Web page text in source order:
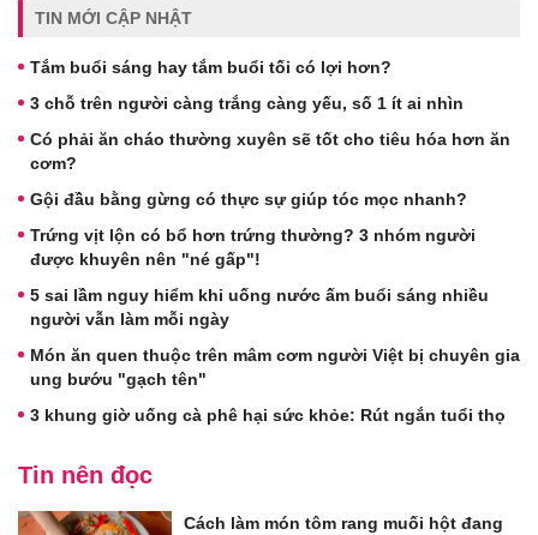
TIN MỚI CẬP NHẬT
Tắm buổi sáng hay tắm buổi tối có lợi hơn?
3 chỗ trên người càng trắng càng yếu, số 1 ít ai nhìn
Có phải ăn cháo thường xuyên sẽ tốt cho tiêu hóa hơn ăn
cơm?
Gội đầu bằng gừng có thực sự giúp tóc mọc nhanh?
Trứng vịt lộn có bổ hơn trứng thường? 3 nhóm người
được khuyên nên "né gấp"!
5 sai lầm nguy hiểm khi uống nước ấm buổi sáng nhiều
người vẫn làm mỗi ngày
Món ăn quen thuộc trên mâm cơm người Việt bị chuyên gia
ung bướu "gạch tên"
3 khung giờ uống cà phê hại sức khỏe: Rút ngắn tuổi thọ
Tin nên đọc
Cách làm món tôm rang muối hột đang